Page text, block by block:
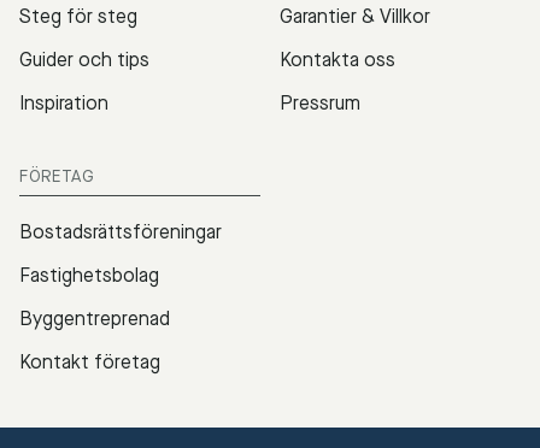
Steg för steg
Guider och tips
Inspiration
Garantier & Villkor
Kontakta oss
Pressrum
FÖRETAG
Bostadsrättsföreningar
Fastighetsbolag
Byggentreprenad
Kontakt företag